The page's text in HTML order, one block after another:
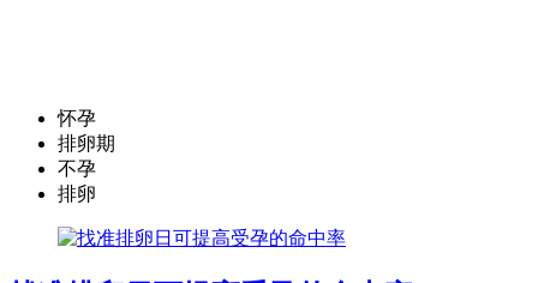
怀孕
排卵期
不孕
排卵